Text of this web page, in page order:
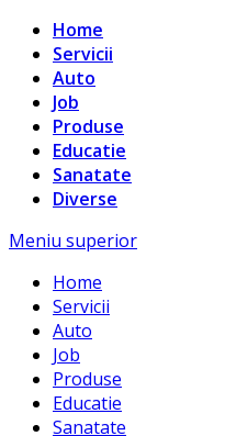
Home
Servicii
Auto
Job
Produse
Educatie
Sanatate
Diverse
Meniu superior
Home
Servicii
Auto
Job
Produse
Educatie
Sanatate